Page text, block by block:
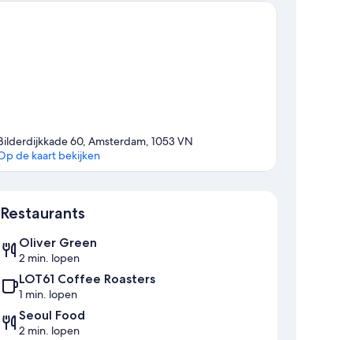
60, Amsterdam, 1053 VN
de kaart bekijken
Restaurants
Oliver Green
2 min. lopen
LOT61 Coffee Roasters
1 min. lopen
Seoul Food
2 min. lopen